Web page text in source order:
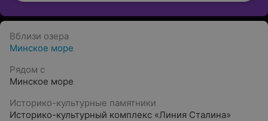
Вблизи озера
Минское море
Рядом с
Минское море
Историко-культурные памятники
Историко-культурный комплекс «Линия Сталина»